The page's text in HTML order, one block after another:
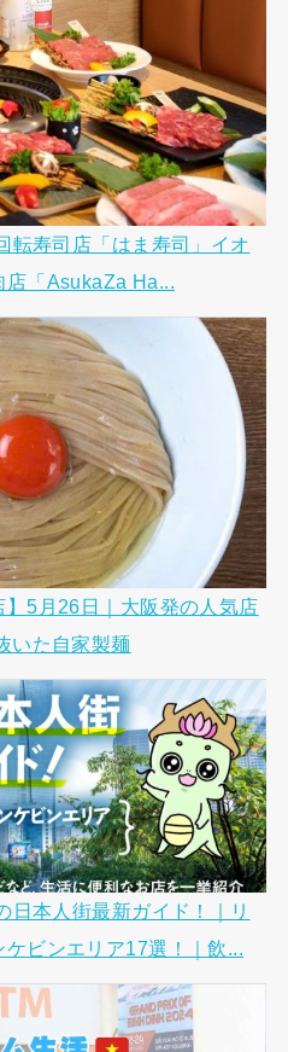
転寿司店「はま寿司」イオ
店「AsukaZa Ha...
】5月26日｜大阪発の人気店
いた自家製麺
日本人街最新ガイド！｜リ
ビンエリア17選！｜飲...